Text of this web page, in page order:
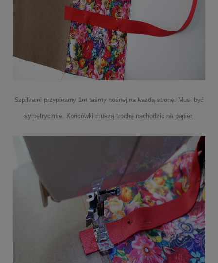
Szpilkami przypinamy 1m taśmy nośnej na każdą stronę. Musi być
symetrycznie. Końcówki muszą trochę nachodzić na papier.